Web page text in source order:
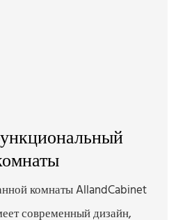
комнаты AllandCabinet
современный дизайн,